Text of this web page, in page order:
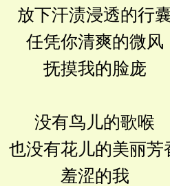
放下汗渍浸透的行
任凭你清爽的微风
抚摸我的脸庞
没有鸟儿的歌喉
也没有花儿的美丽芳
羞涩的我